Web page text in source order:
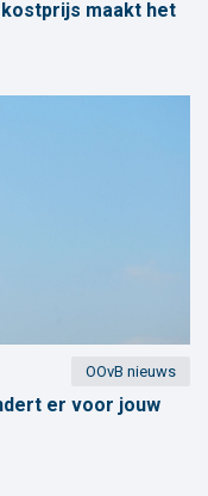
maakt het
OOvB nieuws
er voor jouw